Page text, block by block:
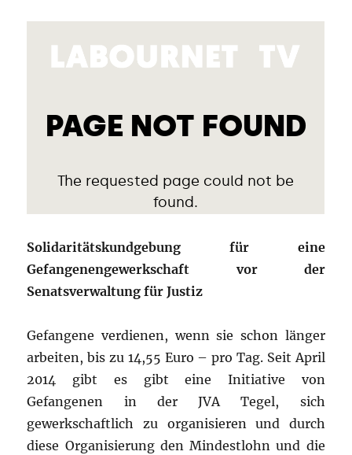
Solidaritätskundgebung für eine
Gefangenengewerkschaft vor der
Senatsverwaltung für Justiz
Gefangene verdienen, wenn sie schon länger
arbeiten, bis zu 14,55 Euro – pro Tag. Seit April
2014 gibt es gibt eine Initiative von
Gefangenen in der JVA Tegel, sich
gewerkschaftlich zu organisieren und durch
diese Organisierung den Mindestlohn und die